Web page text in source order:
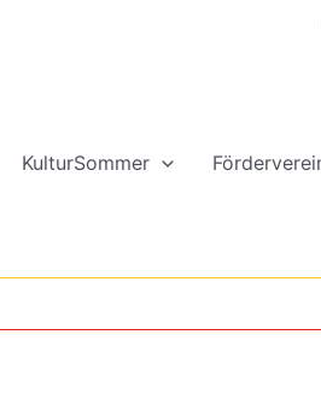
KulturSommer